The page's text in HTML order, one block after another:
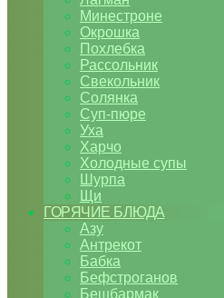
Минестроне
Окрошка
Похлебка
Рассольник
Свекольник
Солянка
Суп-пюре
Уха
Харчо
Холодные супы
Шурпа
Щи
ГОРЯЧИЕ БЛЮДА
Азу
Антрекот
Бабка
Бефстроганов
Бешбармак